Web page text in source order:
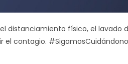
distanciamiento físico, el
el contagio.